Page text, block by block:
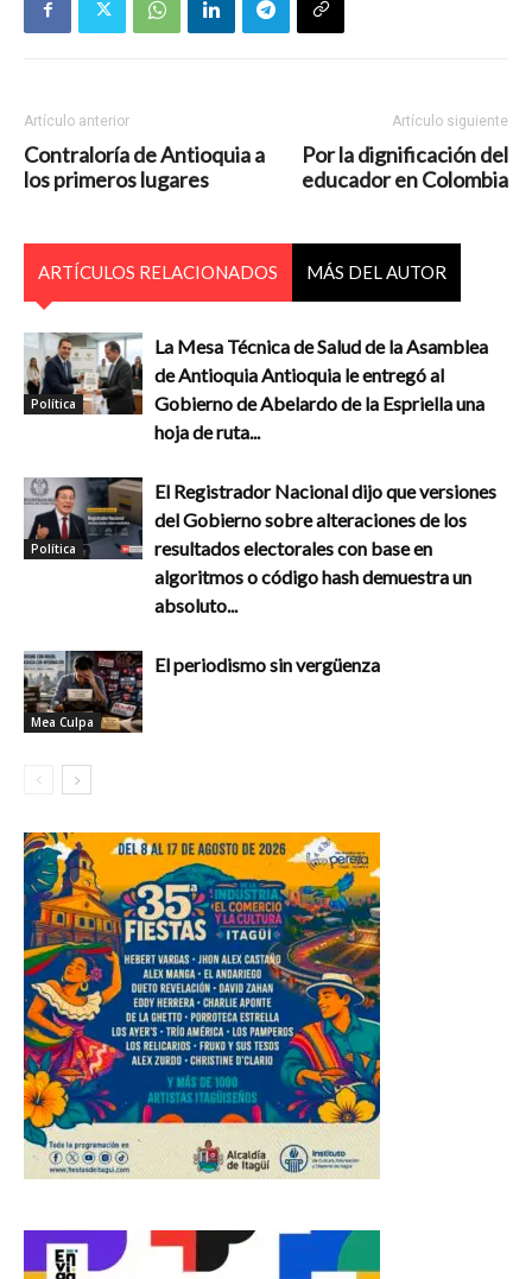
Artículo anterior
Contraloría de Antioquia a
los primeros lugares
Artículo siguiente
Por la dignificación del
educador en Colombia
ARTÍCULOS RELACIONADOS MÁS DEL AUTOR
Política
La Mesa Técnica de Salud de la Asamblea
de Antioquia Antioquia le entregó al
Gobierno de Abelardo de la Espriella una
hoja de ruta...
Política
El Registrador Nacional dijo que versiones
del Gobierno sobre alteraciones de los
resultados electorales con base en
algoritmos o código hash demuestra un
absoluto...
Mea Culpa
El periodismo sin vergüenza